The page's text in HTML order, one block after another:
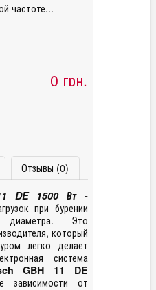
частоте...
0 грн.
Отзывы (0)
DE 1500 Вт-
при бурении
диаметра. Это
который
легко делает
система
GBH 11 DE
зависимости от